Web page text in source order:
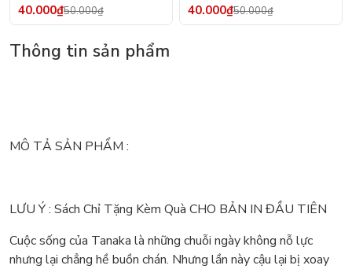
40.000₫50.000₫ 40.000₫50.000₫
Thông tin sản phẩm
MÔ TẢ SẢN PHẨM :
LƯU Ý : Sách Chỉ Tặng Kèm Quà CHO BẢN IN ĐẦU TIÊN
Cuộc sống của Tanaka là những chuỗi ngày không nỗ lực
nhưng lại chẳng hề buồn chán. Nhưng lần này cậu lại bị xoay